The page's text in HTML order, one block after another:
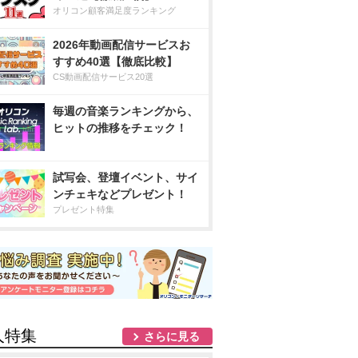
オリコン顧客満足度ランキング
2026年動画配信サービスお
すすめ40選【徹底比較】
CS動画配信サービス20選
毎週の音楽ランキングから、
ヒットの推移をチェック！
試写会、登壇イベント、サイ
ンチェキなどプレゼント！
プレゼント特集
特集 さらに見る